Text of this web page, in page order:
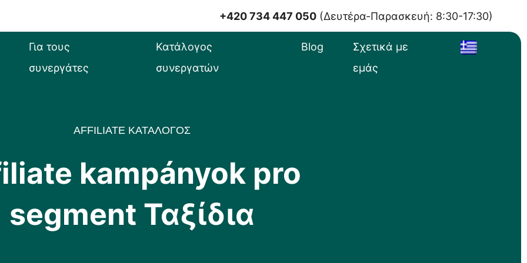
+420 734 447 050 (Δευτέρα-Παρασκευή: 8:30-17:30)
Για τους
συνεργάτες
Κατάλογος
συνεργατών
Blog
Σχετικά με
εμάς
AFFILIATE ΚΑΤΑΛΟΓΟΣ
kampányok pro
segment Ταξίδια